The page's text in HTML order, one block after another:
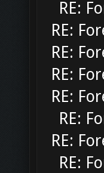
RE:
RE:
RE:
RE:
RE:
RE:
RE:
RE: